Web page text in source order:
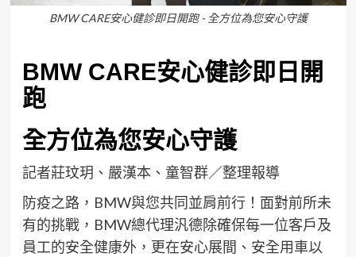
BMW CARE安心健診即日開跑 - 全方位為您安心守護
BMW CARE安心健診即日開
跑
全方位為您安心守護
記者莊玟玥、嚴漢本、童智群／整理報導
防疫之路，BMW與您共同並肩前行！面對前所未
有的挑戰，BMW總代理汎德除確保每一位客戶及
員工的安全健康外，更在安心展間、安全用車以